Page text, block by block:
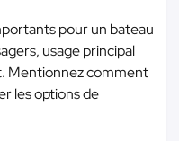
pour un bateau
usage principal
Mentionnez comment
les options de